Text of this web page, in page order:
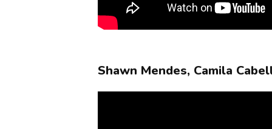
Shawn Mendes, Camila